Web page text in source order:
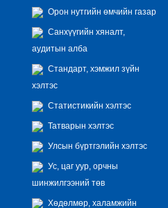
Орон нутгийн өмчийн газар
Санхүүгийн хяналт,
аудитын алба
Стандарт, хэмжил зүйн
хэлтэс
Статистикийн хэлтэс
Татварын хэлтэс
Улсын бүртгэлийн хэлтэс
Ус, цаг уур, орчны
шинжилгээний төв
Хөдөлмөр, халамжийн